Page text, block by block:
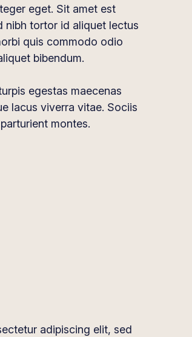
eget. Sit amet est
nibh tortor id aliquet lectus
quis commodo odio
bibendum.
egestas maecenas
lacus viverra vitae. Sociis
montes.
adipiscing elit, sed